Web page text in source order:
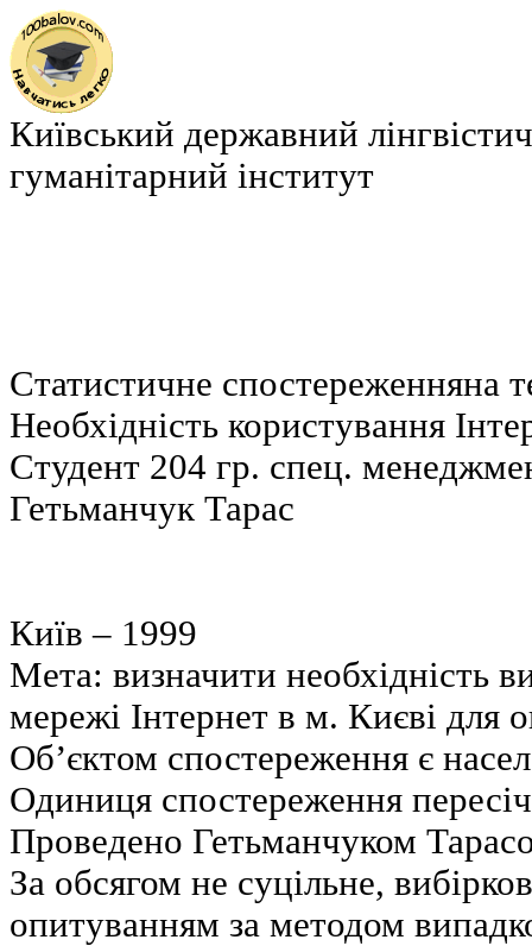
Київський державний
гуманітарний інститут
Статистичне спостереженняна
Необхідність користування
Студент 204 гр. спец.
Гетьманчук Тарас
Київ – 1999
Мета: визначити необхідність
мережі Інтернет в м. Києві для
Об’єктом спостереження є
Одиниця спостереження
Проведено Гетьманчуком
За обсягом не суцільне,
опитуванням за методом